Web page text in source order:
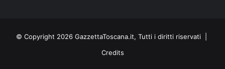
© Copyright 2026 GazzettaToscana.it, Tutti i diritti riservati |
Credits